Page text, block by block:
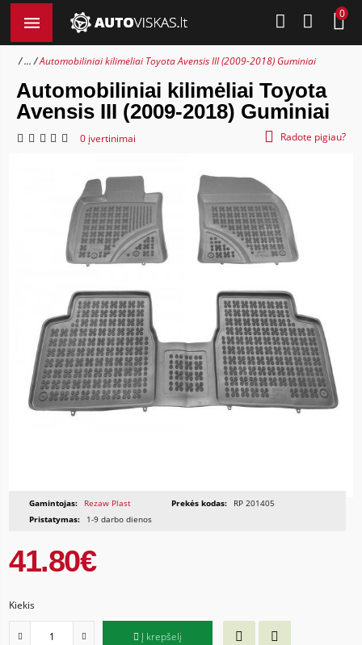
0
... Automobiliniai kilimėliai Toyota Avensis III (2009-2018) Guminiai
Automobiliniai kilimėliai Toyota
Avensis III (2009-2018) Guminiai
0 įvertinimai Radote pigiau?
Gamintojas: Rezaw Plast Prekės kodas:
RP 201405
Pristatymas:
1-9 darbo dienos
41.80€
Kiekis
Į krepšelį